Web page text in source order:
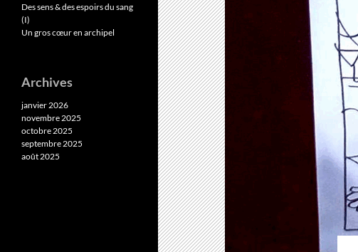
Des sens & des espoirs du sang
(I)
Un gros cœur en archipel
Archives
janvier 2026
novembre 2025
octobre 2025
septembre 2025
août 2025